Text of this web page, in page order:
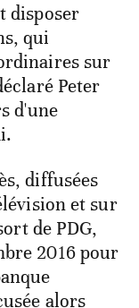
disposer
qui
sur
Peter
d'une
diffusées
et sur
de PDG,
2016 pour
alors